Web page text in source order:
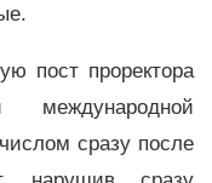
пост проректора
сразу после